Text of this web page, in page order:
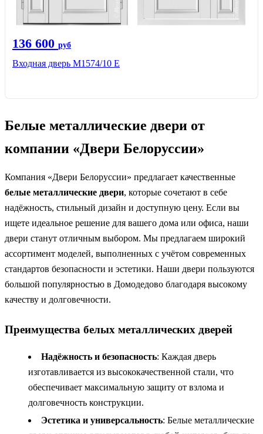
136 600 руб
Входная дверь М1574/10 Е
Белые металлические двери от
компании «Двери Белоруссии»
Компания «Двери Белоруссии» предлагает качественные
белые металлические двери, которые сочетают в себе
надёжность, стильный дизайн и доступную цену. Если вы
ищете идеальное решение для вашего дома или офиса, наши
двери станут отличным выбором. Мы предлагаем широкий
ассортимент моделей, выполненных с учётом современных
стандартов безопасности и эстетики. Наши двери пользуются
большой популярностью в Домодедово благодаря высокому
качеству и долговечности.
Преимущества белых металлических дверей
Надёжность и безопасность: Каждая дверь
изготавливается из высококачественной стали, что
обеспечивает максимальную защиту от взлома и
долговечность конструкции.
Эстетика и универсальность: Белые металлические